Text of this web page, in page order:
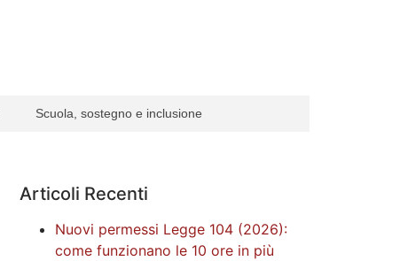
Scuola, sostegno e inclusione
Articoli Recenti
Nuovi permessi Legge 104 (2026):
come funzionano le 10 ore in più